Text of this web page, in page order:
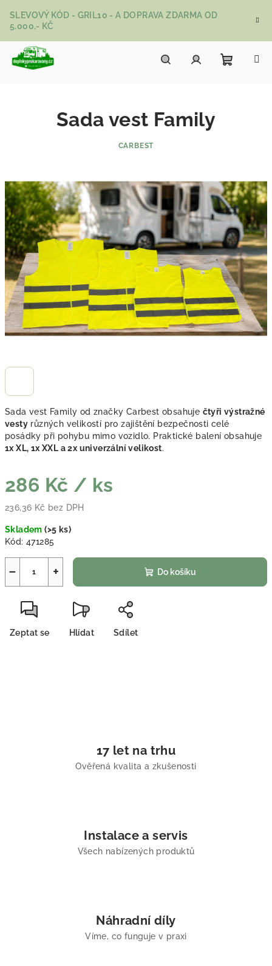
SLEVOVÝ KÓD - GRIL10 - A DOPRAVA ZDARMA OD
5.000,- KČ
Sada vest Family od značky Carbest obsahuje čtyři výstražné
vesty různých velikostí pro zajištění bezpečnosti celé
posádky při pohybu mimo vozidlo. Praktické balení obsahuje
1x XL, 1x XXL a 2x univerzální velikost.
286 Kč / ks
236,36 Kč bez DPH
Skladem(>5 ks)
Kód: 471285
+
− Do košíku
Zeptat se Hlídat Sdílet
Sada vest Family
CARBEST
17 let na trhu
Ověřená kvalita a zkušenosti
Instalace a servis
Všech nabízených produktů
Náhradní díly
Víme, co funguje v praxi